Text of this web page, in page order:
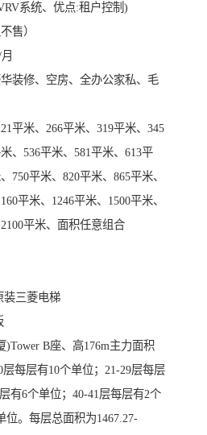
系统、优点:租户控制)
售）
装修、空房、全办公家私、毛
平米、266平米、319平米、345
、536平米、581平米、613平
750平米、820平米、865平米、
平米、1246平米、1500平米、
平米、面积任意组合
装三菱电梯
)Tower B座、高176m主力面积
层每层有10个单位；21-29层每层
有6个单位；40-41层每层有2个
位。每层总面积为1467.27-